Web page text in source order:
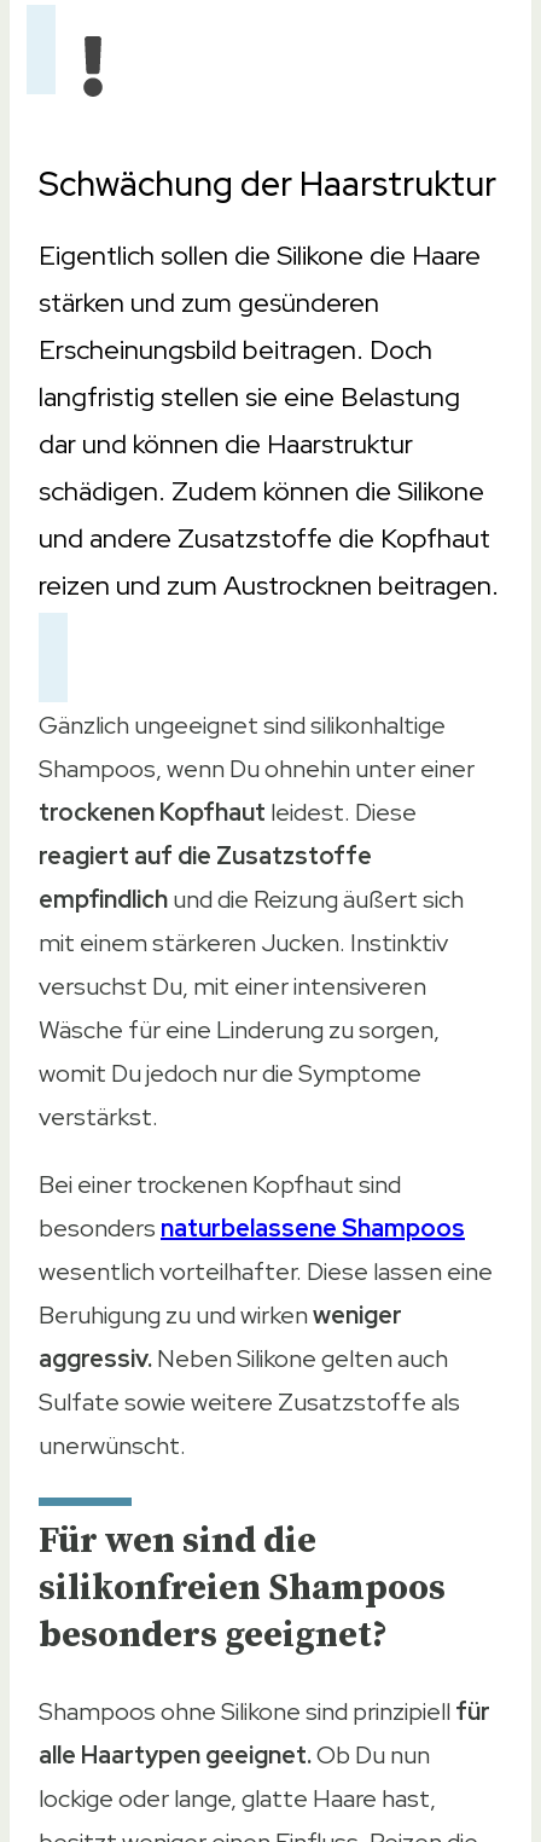
Schwächung der Haarstruktur
Eigentlich sollen die Silikone die Haare
stärken und zum gesünderen
Erscheinungsbild beitragen. Doch
langfristig stellen sie eine Belastung
dar und können die Haarstruktur
schädigen. Zudem können die Silikone
und andere Zusatzstoffe die Kopfhaut
reizen und zum Austrocknen beitragen.
Gänzlich ungeeignet sind silikonhaltige
Shampoos, wenn Du ohnehin unter einer
trockenen Kopfhaut leidest. Diese
reagiert auf die Zusatzstoffe
empfindlichund die Reizung äußert sich
mit einem stärkeren Jucken. Instinktiv
versuchst Du, mit einer intensiveren
Wäsche für eine Linderung zu sorgen,
womit Du jedoch nur die Symptome
verstärkst.
Bei einer trockenen Kopfhaut sind
besonders naturbelassene Shampoos
wesentlich vorteilhafter. Diese lassen eine
Beruhigung zu und wirkenweniger
aggressiv.Neben Silikone gelten auch
Sulfate sowie weitere Zusatzstoffe als
unerwünscht.
Für wen sind die
silikonfreien Shampoos
besonders geeignet?
Shampoos ohne Silikone sind prinzipiellfür
alle Haartypen geeignet.Ob Du nun
lockige oder lange, glatte Haare hast,